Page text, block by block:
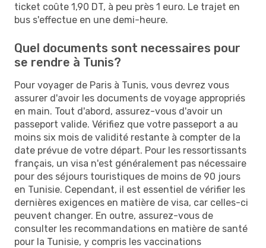
ticket coûte 1,90 DT, à peu près 1 euro. Le trajet en
bus s'effectue en une demi-heure.
Quel documents sont necessaires pour
se rendre à Tunis?
Pour voyager de Paris à Tunis, vous devrez vous
assurer d'avoir les documents de voyage appropriés
en main. Tout d'abord, assurez-vous d'avoir un
passeport valide. Vérifiez que votre passeport a au
moins six mois de validité restante à compter de la
date prévue de votre départ. Pour les ressortissants
français, un visa n'est généralement pas nécessaire
pour des séjours touristiques de moins de 90 jours
en Tunisie. Cependant, il est essentiel de vérifier les
dernières exigences en matière de visa, car celles-ci
peuvent changer. En outre, assurez-vous de
consulter les recommandations en matière de santé
pour la Tunisie, y compris les vaccinations